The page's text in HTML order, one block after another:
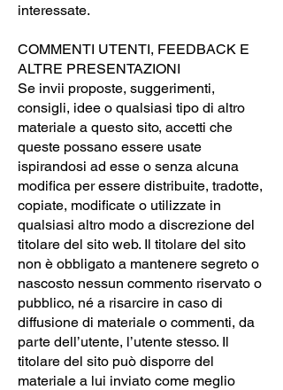
interessate.
COMMENTI UTENTI, FEEDBACK E
ALTRE PRESENTAZIONI
Se invii proposte, suggerimenti,
consigli, idee o qualsiasi tipo di altro
materiale a questo sito, accetti che
queste possano essere usate
ispirandosi ad esse o senza alcuna
modifica per essere distribuite, tradotte,
copiate, modificate o utilizzate in
qualsiasi altro modo a discrezione del
titolare del sito web. Il titolare del sito
non è obbligato a mantenere segreto o
nascosto nessun commento riservato o
pubblico, né a risarcire in caso di
diffusione di materiale o commenti, da
parte dell’utente, l’utente stesso. Il
titolare del sito può disporre del
materiale a lui inviato come meglio